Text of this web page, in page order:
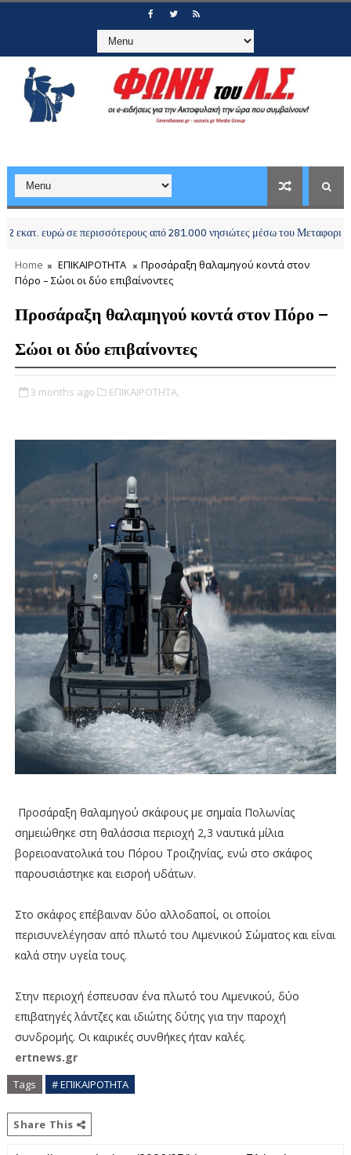
σε περισσότερους από 281.000 νησιώτες μέσω του Μεταφορικού
Home ΕΠΙΚΑΙΡΟΤΗΤΑ
Προσάραξη θαλαμηγού κοντά στον
Πόρο – Σώοι οι δύο επιβαίνοντες
Προσάραξη θαλαμηγού κοντά στον Πόρο –
Σώοι οι δύο επιβαίνοντες
3 months ago ΕΠΙΚΑΙΡΟΤΗΤΑ,
Προσάραξη θαλαμηγού σκάφους με σημαία Πολωνίας
σημειώθηκε στη θαλάσσια περιοχή 2,3 ναυτικά μίλια
βορειοανατολικά του Πόρου Τροιζηνίας, ενώ στο σκάφος
παρουσιάστηκε και εισροή υδάτων.
Στο σκάφος επέβαιναν δύο αλλοδαποί, οι οποίοι
περισυνελέγησαν από πλωτό του Λιμενικού Σώματος και είναι
καλά στην υγεία τους.
Στην περιοχή έσπευσαν ένα πλωτό του Λιμενικού, δύο
επιβατηγές λάντζες και ιδιώτης δύτης για την παροχή
συνδρομής. Οι καιρικές συνθήκες ήταν καλές.
ertnews.gr
Tags # ΕΠΙΚΑΙΡΟΤΗΤΑ
Share This